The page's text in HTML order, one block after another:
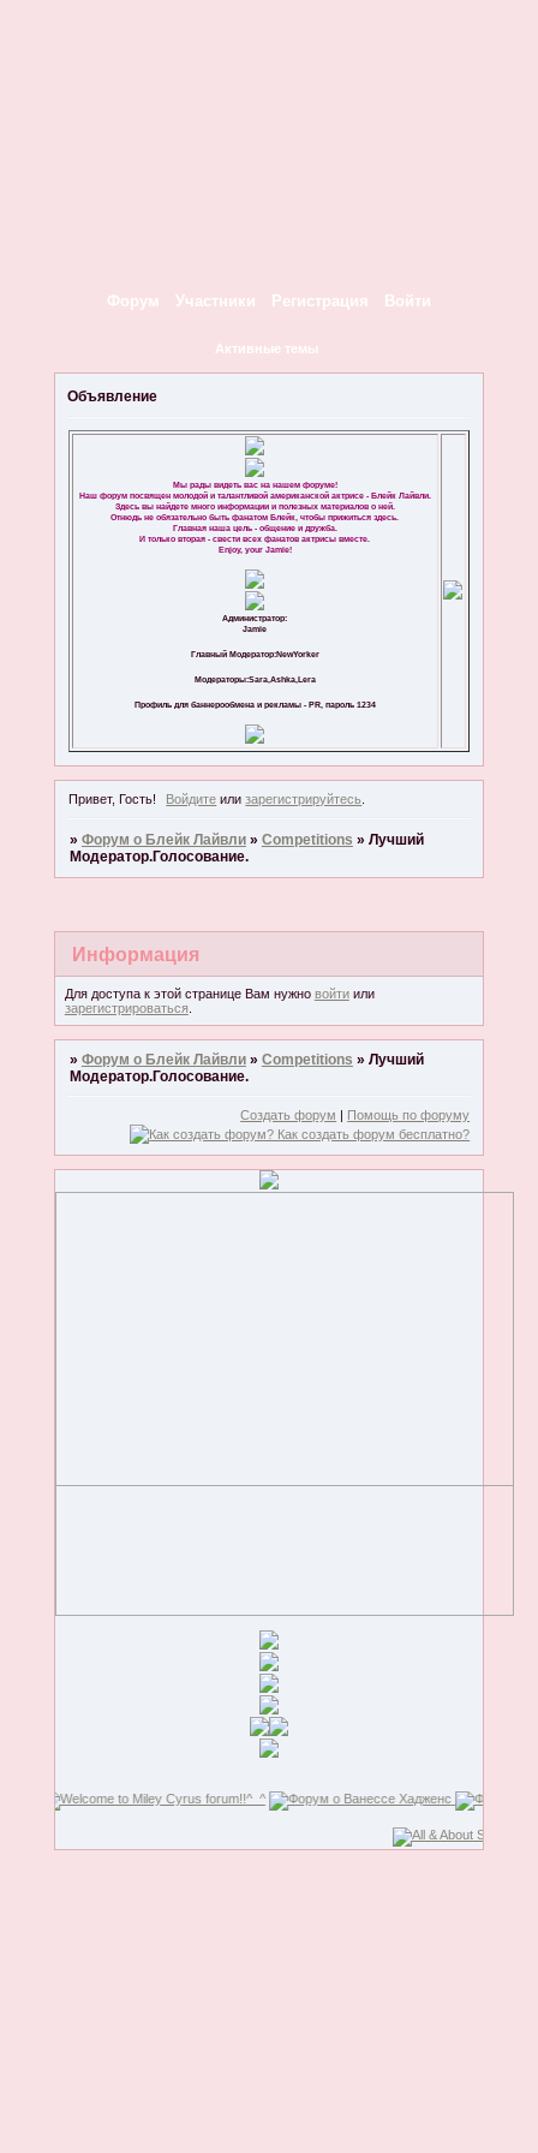
Форум Участники Регистрация Войти
Активные темы
Объявление
Мы рады видеть вас на нашем форуме!
Наш форум посвящен молодой и талантливой американской актрисе - Блейк Лайвли.
Здесь вы найдете много информации и полезных материалов о ней.
Отнюдь не обязательно быть фанатом Блейк, чтобы прижиться здесь.
Главная наша цель - общение и дружба.
И только вторая - свести всех фанатов актрисы вместе.
Enjoy, your Jamie!
Администратор:
Jamie
Главный Модератор:NewYorker
Модераторы:Sara,Ashka,Lera
Профиль для баннерообмена и рекламы - PR, пароль 1234
Привет, Гость! Войдите илизарегистрируйтесь
» Форум о Блейк Лайвли » Competitions » Лучший
Модератор.Голосование.
Информация
Для доступа к этой странице Вам нужно войтиили
зарегистрироваться.
» Форум о Блейк Лайвли » Competitions » Лучший
Модератор.Голосование.
Создать форум | Помощь по форуму